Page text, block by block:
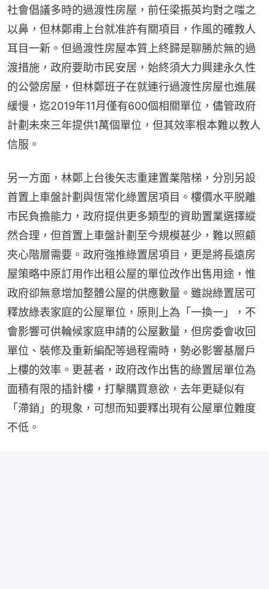
社會倡議多時的過渡性房屋，前任梁振英均對之嗤之
以鼻，但林鄭甫上台就准許有關項目，作風的確教人
耳目一新。但過渡性房屋本質上終歸是聊勝於無的過
渡措施，政府要助市民安居，始終須大力興建永久性
的公營房屋，但林鄭班子在就連行過渡性房屋也進展
緩慢，迄2019年11月僅有600個相關單位，儘管政府
計劃未來三年提供1萬個單位，但其效率根本難以教人
信服。
另一方面，林鄭上台後矢志重建置業階梯，分別另設
首置上車盤計劃與恆常化綠置居項目。樓價水平脱離
市民負擔能力，政府提供更多類型的資助置業選擇縱
然合理，但首置上車盤計劃至今規模甚少，難以照顧
夾心階層需要。政府強推綠置居項目，更是將長遠房
屋策略中原訂用作出租公屋的單位改作出售用途，惟
政府卻無意增加整體公屋的供應數量。雖說綠置居可
釋放綠表家庭的公屋單位，原則上為「一換一」，不
會影響可供輪候家庭申請的公屋數量，但房委會收回
單位、裝修及重新編配等過程需時，勢必影響基層戶
上樓的效率。更甚者，政府改作出售的綠置居單位為
面積有限的插針樓，打擊購買意欲，去年更疑似有
「滯銷」的現象，可想而知要釋出現有公屋單位難度
不低。